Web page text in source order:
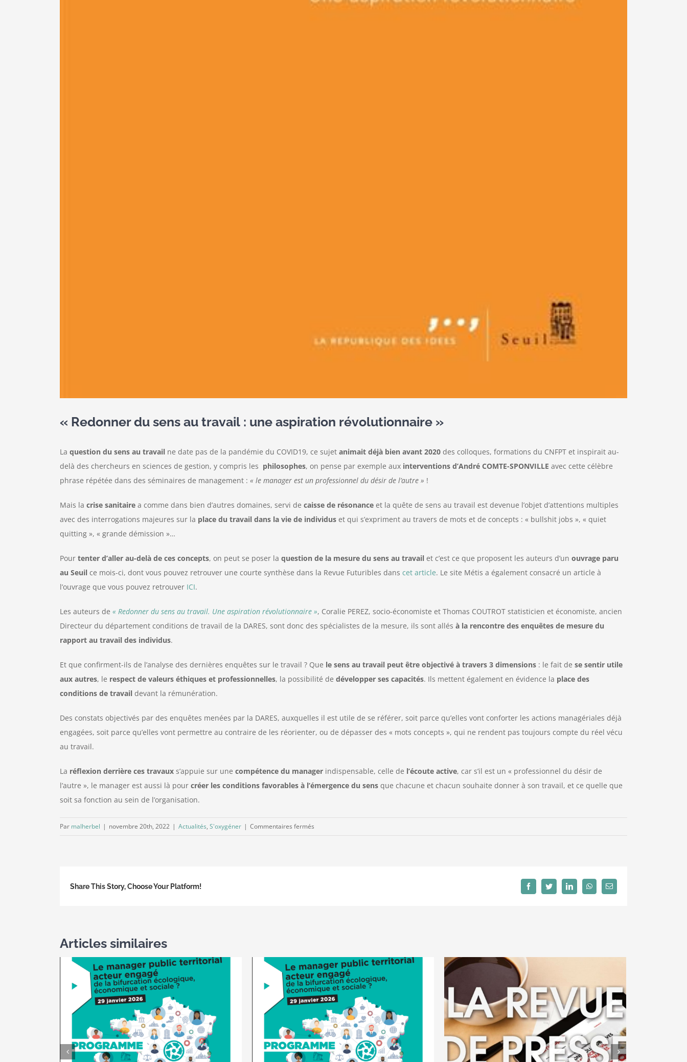
« Redonner du sens au travail : une aspiration révolutionnaire »
La question du sens au travail ne date pas de la pandémie du COVID19, ce sujet animait déjà bien avant 2020 des colloques, formations du CNFPT et inspirait au-
delà des chercheurs en sciences de gestion, y compris les philosophes, on pense par exemple aux interventions d’André COMTE-SPONVILLE avec cette célèbre
phrase répétée dans des séminaires de management : « le manager est un professionnel du désir de l’autre » !
Mais la crise sanitaire a comme dans bien d’autres domaines, servi de caisse de résonance et la quête de sens au travail est devenue l’objet d’attentions multiples
avec des interrogations majeures sur la place du travail dans la vie de individus et qui s’expriment au travers de mots et de concepts : « bullshit jobs », « quiet
quitting », « grande démission »…
Pour tenter d’aller au-delà de ces concepts, on peut se poser la question de la mesure du sens au travail et c’est ce que proposent les auteurs d’un ouvrage paru
au Seuil ce mois-ci, dont vous pouvez retrouver une courte synthèse dans la Revue Futuribles dans cet article. Le site Métis a également consacré un article à
l’ouvrage que vous pouvez retrouver ICI.
Les auteurs de « Redonner du sens au travail. Une aspiration révolutionnaire », Coralie PEREZ, socio-économiste et Thomas COUTROT statisticien et économiste, ancien
Directeur du département conditions de travail de la DARES, sont donc des spécialistes de la mesure, ils sont allés à la rencontre des enquêtes de mesure du
rapport au travail des individus.
Et que confirment-ils de l’analyse des dernières enquêtes sur le travail ? Que le sens au travail peut être objectivé à travers 3 dimensions : le fait de se sentir utile
aux autres, le respect de valeurs éthiques et professionnelles, la possibilité de développer ses capacités. Ils mettent également en évidence la place des
conditions de travail devant la rémunération.
Des constats objectivés par des enquêtes menées par la DARES, auxquelles il est utile de se référer, soit parce qu’elles vont conforter les actions managériales déjà
engagées, soit parce qu’elles vont permettre au contraire de les réorienter, ou de dépasser des « mots concepts », qui ne rendent pas toujours compte du réel vécu
au travail.
La réflexion derrière ces travaux s’appuie sur une compétence du manager indispensable, celle de l’écoute active, car s’il est un « professionnel du désir de
l’autre », le manager est aussi là pour créer les conditions favorables à l’émergence du sens que chacune et chacun souhaite donner à son travail, et ce quelle que
soit sa fonction au sein de l’organisation.
Par malherbel | novembre 20th, 2022 | Actualités, S'oxygéner | Commentaires fermés
Share This Story, Choose Your Platform! FacebookTwitterLinkedInWhatsAppEmail
Articles similaires